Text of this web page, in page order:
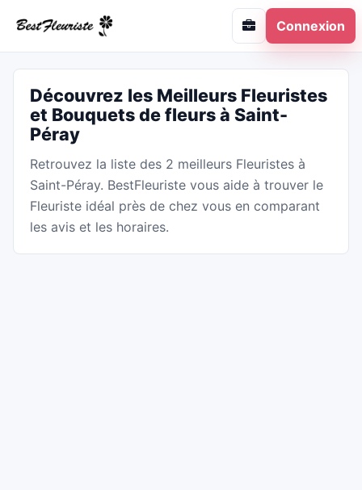
Connexion
Découvrez les Meilleurs Fleuristes
et Bouquets de fleurs à Saint-
Péray
Retrouvez la liste des 2 meilleurs Fleuristes à
Saint-Péray. BestFleuriste vous aide à trouver le
Fleuriste idéal près de chez vous en comparant
les avis et les horaires.